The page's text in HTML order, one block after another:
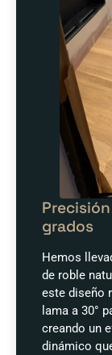
grados
Hemos
de roble
este diseño
lama a 30°
creando un
dinámico